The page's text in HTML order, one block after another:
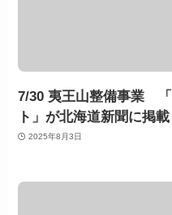
7/30 夷王山整備事業
ト」が北海道新聞に掲載
2025年8月3日